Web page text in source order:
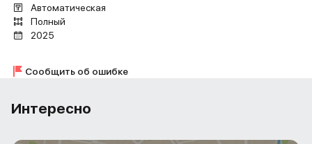
Автоматическая
Полный
2025
Сообщить об ошибке
Интересно